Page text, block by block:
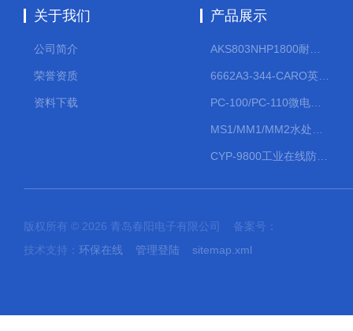
关于我们
公司简介
荣誉资质
资料下载
产品展示
版权所有 © 2026 青岛春阳电子有限公司 备案号：
技术支持： 环保在线 管理登陆 sitemap.xml